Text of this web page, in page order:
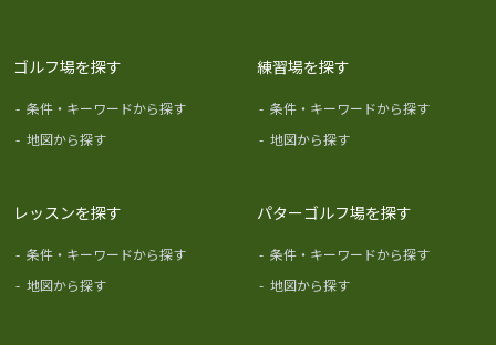
ゴルフ場を探す
- 条件・キーワードから探す
- 地図から探す
練習場を探す
- 条件・キーワードから探す
- 地図から探す
レッスンを探す
- 条件・キーワードから探す
- 地図から探す
パターゴルフ場を探す
- 条件・キーワードから探す
- 地図から探す